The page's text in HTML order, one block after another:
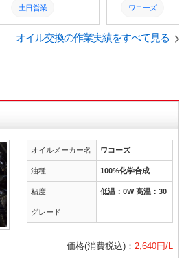
土日営業 ワコーズ
WAKO’S
土日営業
オイル交換の作業実績をすべて見る
オイルメーカー名 ワコーズ
油種 100%化学合成
粘度 低温：0W 高温：30
グレード
価格(消費税込)： 2,640円/L